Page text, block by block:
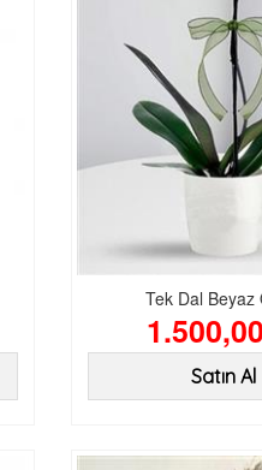
Tek Dal Beyaz
Satın